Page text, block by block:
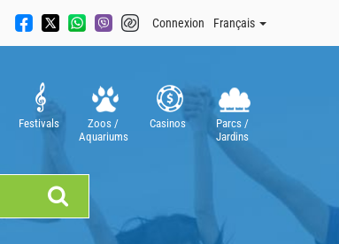
Connexion Français
Festivals
Zoos /
Aquariums
Casinos
Parcs /
Jardins